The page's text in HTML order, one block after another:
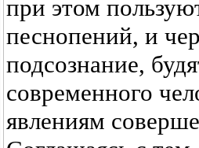
при этом
песнопений, и
подсознание,
современного
явлениям